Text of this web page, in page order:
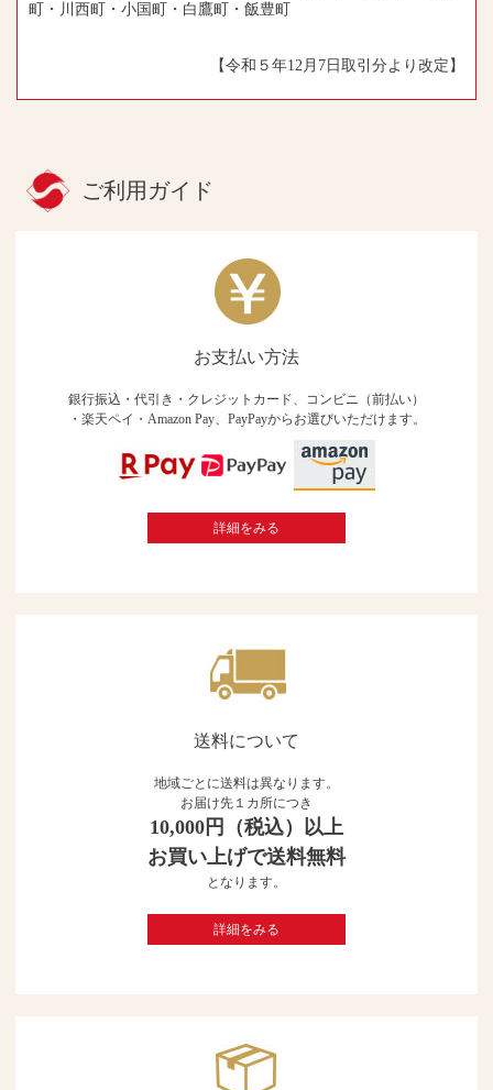
町・川西町・小国町・白鷹町・飯豊町
【令和５年12月7日取引分より改定】
ご利用ガイド
お支払い方法
銀行振込・代引き・クレジットカード、コンビニ（前払い）
・楽天ペイ・Amazon Pay、PayPayからお選びいただけます。
詳細をみる
送料について
地域ごとに送料は異なります。
お届け先１カ所につき
10,000円（税込）以上
お買い上げで送料無料
となります。
詳細をみる